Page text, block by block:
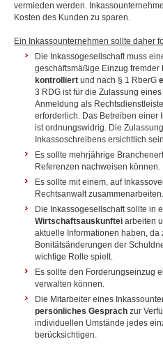
vermieden werden.
Kosten des Kunden zu sparen.
Ein Inkassounternehmen sollte daher
Die Inkassogesellschaft muss
geschäftsmäßige Einzug fremder
kontrolliert und nach § 1 RberG
3 RDG ist für die Zulassung
Anmeldung als
erforderlich. Das Betreiben einer
ist ordnungswidrig. Die
Inkassoschreibens ersichtlich
Es sollte mehrjährige
Referenzen nachweisen können.
Es sollte mit einem, auf
Rechtsanwalt zusammenarbeiten.
Die Inkassogesellschaft sollte in
Wirtschaftsauskunftei arbeiten
aktuelle Informationen haben, da
Bonitätsänderungen der
wichtige Rolle spielt.
Es sollte den Forderungseinzug
verwalten können.
Die Mitarbeiter eines
persönliches Gespräch zur
individuellen Umstände jedes
berücksichtigen.